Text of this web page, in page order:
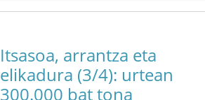
Itsasoa, arrantza eta
elikadura (3/4): urtean
300.000 bat tona